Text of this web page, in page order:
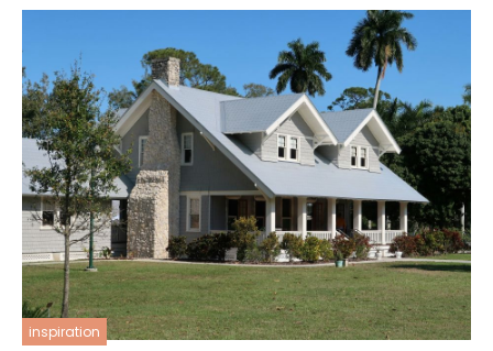
inspiration